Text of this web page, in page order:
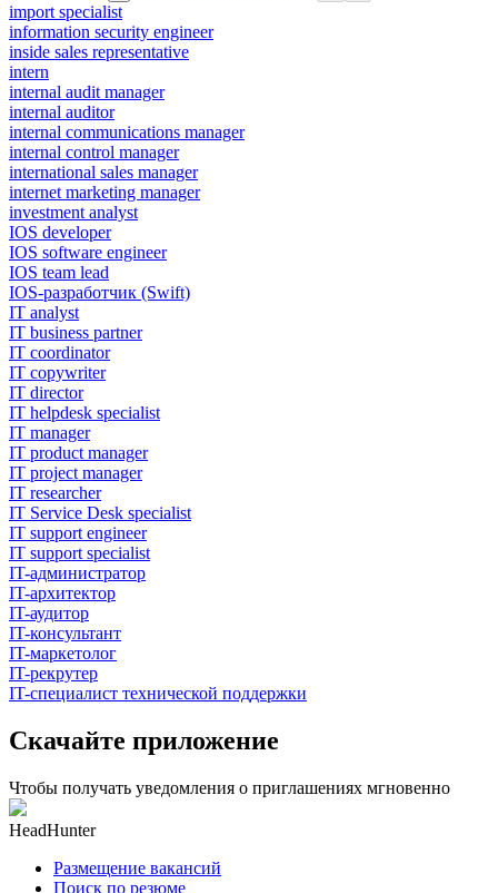
import specialist
information security engineer
inside sales representative
intern
internal audit manager
internal auditor
internal communications manager
internal control manager
international sales manager
internet marketing manager
investment analyst
IOS developer
IOS software engineer
IOS team lead
IOS-разработчик (Swift)
IT analyst
IT business partner
IT coordinator
IT copywriter
IT director
IT helpdesk specialist
IT manager
IT product manager
IT project manager
IT researcher
IT Service Desk specialist
IT support engineer
IT support specialist
IT-администратор
IT-архитектор
IT-аудитор
IT-консультант
IT-маркетолог
IT-рекрутер
IT-специалист технической поддержки
Скачайте приложение
Чтобы получать уведомления о приглашениях мгновенно
HeadHunter
Размещение вакансий
Поиск по резюме